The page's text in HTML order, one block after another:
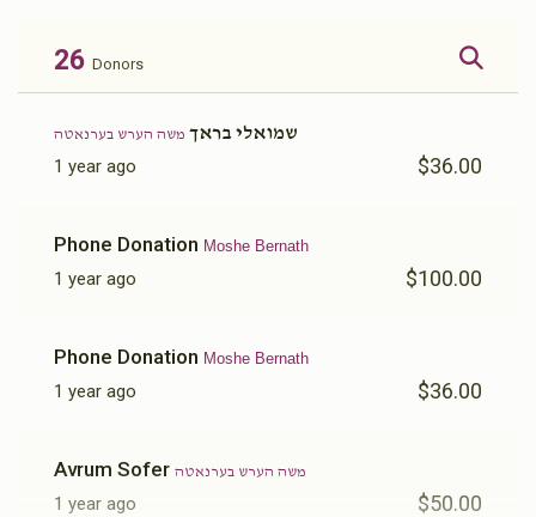
26 Donors
שמואלי בראך משה הערש בערנאטה
1 year ago $36.00
Phone Donation Moshe Bernath
1 year ago $100.00
Phone Donation Moshe Bernath
1 year ago $36.00
Avrum Sofer משה הערש בערנאטה
1 year ago $50.00